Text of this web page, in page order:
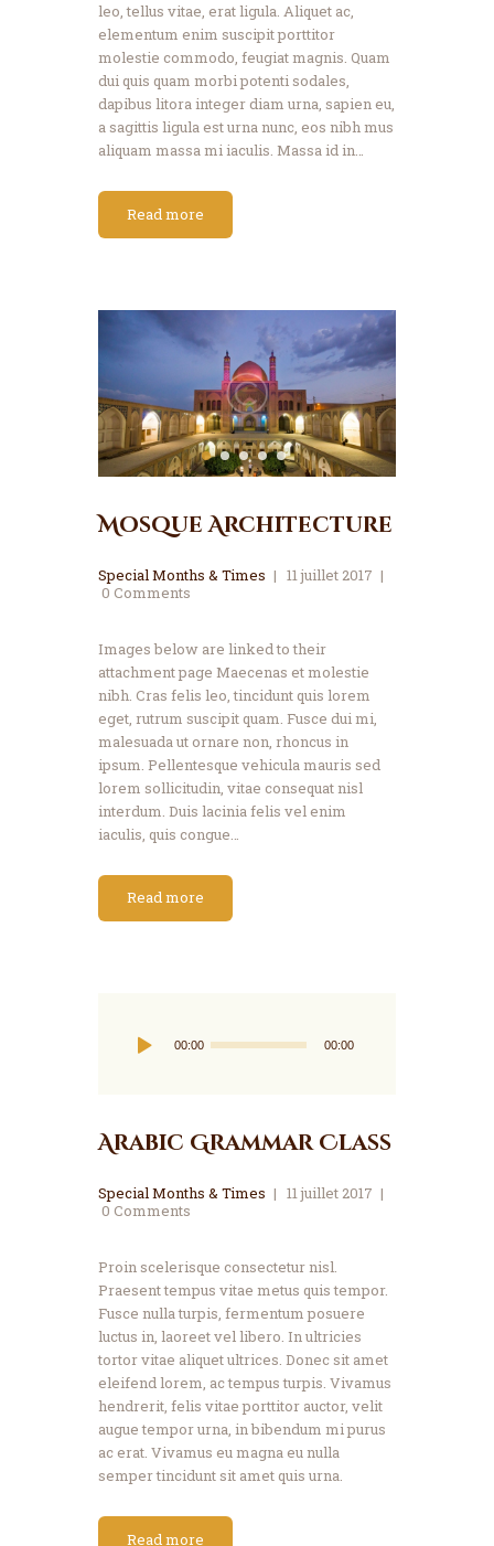
leo, tellus vitae, erat ligula. Aliquet ac,
elementum enim suscipit porttitor
molestie commodo, feugiat magnis. Quam
dui quis quam morbi potenti sodales,
dapibus litora integer diam urna, sapien eu,
a sagittis ligula est urna nunc, eos nibh mus
aliquam massa mi iaculis. Massa id in…
Read more
Mosque Architecture
Special Months & Times
11 juillet 2017
0 Comments
Images below are linked to their
attachment page Maecenas et molestie
nibh. Cras felis leo, tincidunt quis lorem
eget, rutrum suscipit quam. Fusce dui mi,
malesuada ut ornare non, rhoncus in
ipsum. Pellentesque vehicula mauris sed
lorem sollicitudin, vitae consequat nisl
interdum. Duis lacinia felis vel enim
iaculis, quis congue…
Read more
Lecteur
audio
00:00 00:00
Arabic Grammar Class
Special Months & Times
11 juillet 2017
0 Comments
Proin scelerisque consectetur nisl.
Praesent tempus vitae metus quis tempor.
Fusce nulla turpis, fermentum posuere
luctus in, laoreet vel libero. In ultricies
tortor vitae aliquet ultrices. Donec sit amet
eleifend lorem, ac tempus turpis. Vivamus
hendrerit, felis vitae porttitor auctor, velit
augue tempor urna, in bibendum mi purus
ac erat. Vivamus eu magna eu nulla
semper tincidunt sit amet quis urna.
Read more